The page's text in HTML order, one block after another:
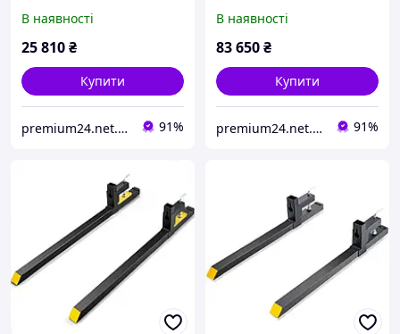
затискачем, загальна
довжина 1490 мм, вила з
514652
В наявності
25 810₴
Купити
premium24.net.ua 91%
висота підйому 150 см,
ручний стіл подвійного
В наявності
83 650₴
Купити
premium24.net.ua 91%